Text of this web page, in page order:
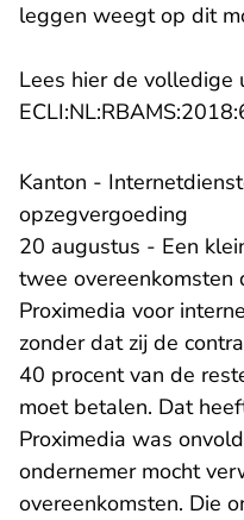
leggen weegt op dit
Lees hier de volledige
Kanton -
opzegvergoeding
20 augustus - Een
twee overeenkomsten
Proximedia voor
zonder dat zij de
40 procent van de
moet betalen. Dat
Proximedia was
ondernemer mocht
overeenkomsten. Die